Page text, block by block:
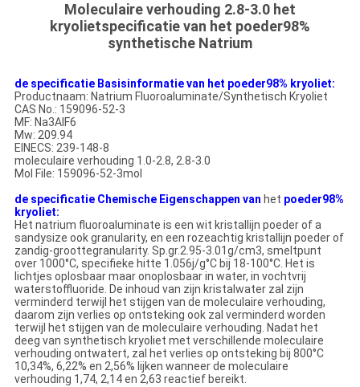
Moleculaire verhouding 2.8-3.0 het
kryolietspecificatie van het poeder98%
synthetische Natrium
de specificatie Basisinformatie van het poeder98% kryoliet:
Productnaam: Natrium Fluoroaluminate/Synthetisch Kryoliet
CAS No.: 159096-52-3
MF: Na3AlF6
Mw: 209.94
EINECS: 239-148-8
moleculaire verhouding 1.0-2.8, 2.8-3.0
Mol File: 159096-52-3mol
de specificatie Chemische Eigenschappen van het poeder98%
kryoliet:
Het natrium fluoroaluminate is een wit kristallijn poeder of a
sandysize ook granularity, en een rozeachtig kristallijn poeder of
zandig-groottegranularity. Sp.gr.2.95-3.01g/cm3, smeltpunt
over 1000°C, specifieke hitte 1.056j/g°C bij 18-100°C. Het is
lichtjes oplosbaar maar onoplosbaar in water, in vochtvrij
waterstoffluoride. De inhoud van zijn kristalwater zal zijn
verminderd terwijl het stijgen van de moleculaire verhouding,
daarom zijn verlies op ontsteking ook zal verminderd worden
terwijl het stijgen van de moleculaire verhouding. Nadat het
deeg van synthetisch kryoliet met verschillende moleculaire
verhouding ontwatert, zal het verlies op ontsteking bij 800°C
10,34%, 6,22% en 2,56% lijken wanneer de moleculaire
verhouding 1,74, 2,14 en 2,63 reactief bereikt.